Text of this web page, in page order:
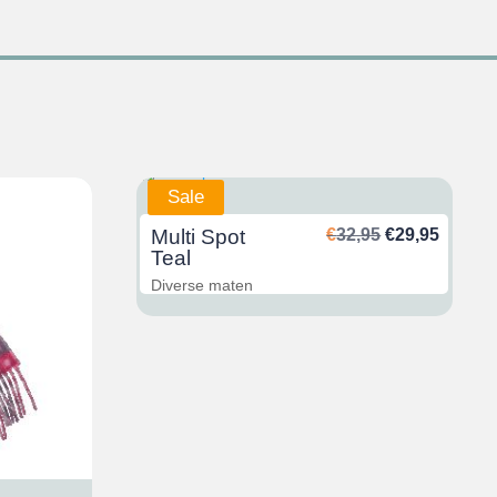
Sale
Multi Spot
Teal
€32,95
€32,95
€29,95
€29,95.
Diverse maten